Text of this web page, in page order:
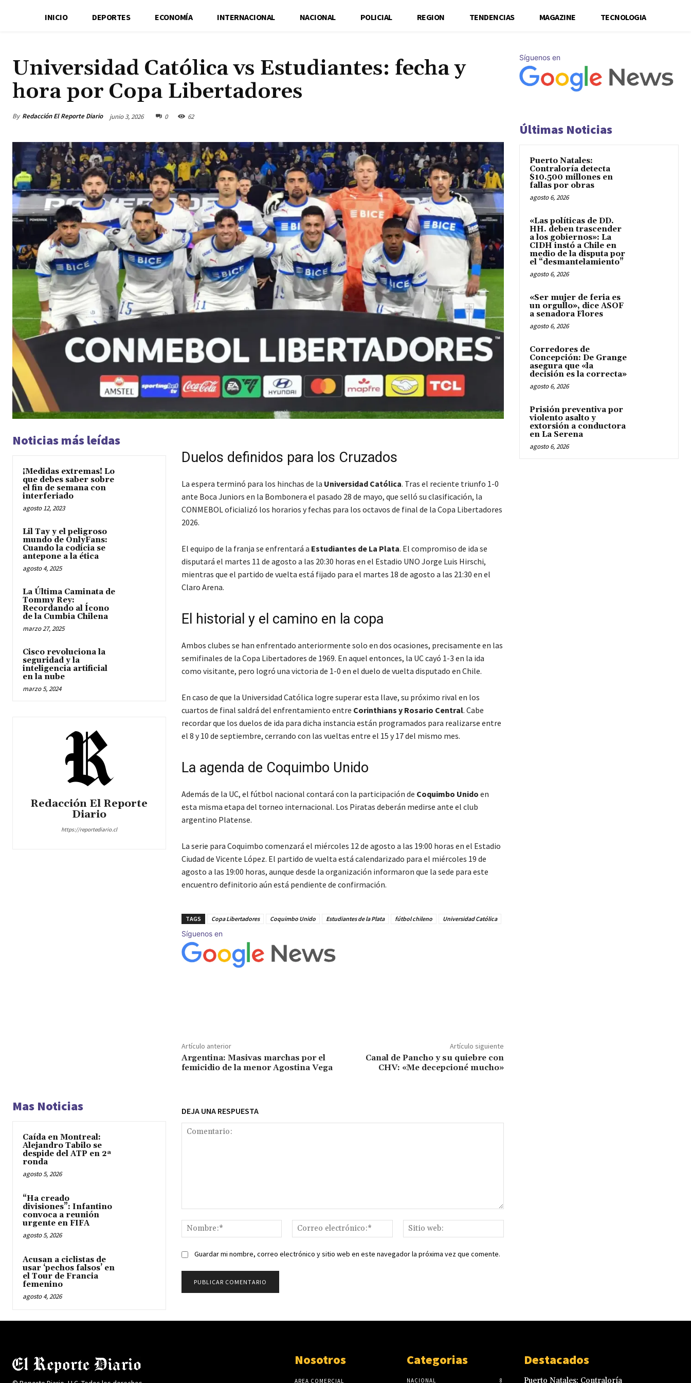
INICIO DEPORTES ECONOMÍA INTERNACIONAL NACIONAL POLICIAL REGION TENDENCIAS MAGAZINE TECNOLOGIA
Universidad Católica vs Estudiantes: fecha y
hora por Copa Libertadores
By Redacción El Reporte Diario junio 3, 2026 0 62
Noticias más leídas
¡Medidas extremas! Lo
que debes saber sobre
el fin de semana con
interferiado
agosto 12, 2023
Lil Tay y el peligroso
mundo de OnlyFans:
Cuando la codicia se
antepone a la ética
agosto 4, 2025
La Última Caminata de
Tommy Rey:
Recordando al Ícono
de la Cumbia Chilena
marzo 27, 2025
Cisco revoluciona la
seguridad y la
inteligencia artificial
en la nube
marzo 5, 2024
Redacción El Reporte
Diario
https://reportediario.cl
Duelos definidos para los Cruzados
La espera terminó para los hinchas de la Universidad Católica. Tras el reciente triunfo 1-0
ante Boca Juniors en la Bombonera el pasado 28 de mayo, que selló su clasificación, la
CONMEBOL oficializó los horarios y fechas para los octavos de final de la Copa Libertadores
2026.
El equipo de la franja se enfrentará a Estudiantes de La Plata. El compromiso de ida se
disputará el martes 11 de agosto a las 20:30 horas en el Estadio UNO Jorge Luis Hirschi,
mientras que el partido de vuelta está fijado para el martes 18 de agosto a las 21:30 en el
Claro Arena.
El historial y el camino en la copa
Ambos clubes se han enfrentado anteriormente solo en dos ocasiones, precisamente en las
semifinales de la Copa Libertadores de 1969. En aquel entonces, la UC cayó 1-3 en la ida
como visitante, pero logró una victoria de 1-0 en el duelo de vuelta disputado en Chile.
En caso de que la Universidad Católica logre superar esta llave, su próximo rival en los
cuartos de final saldrá del enfrentamiento entre Corinthians y Rosario Central. Cabe
recordar que los duelos de ida para dicha instancia están programados para realizarse entre
el 8 y 10 de septiembre, cerrando con las vueltas entre el 15 y 17 del mismo mes.
La agenda de Coquimbo Unido
Además de la UC, el fútbol nacional contará con la participación de Coquimbo Unido en
esta misma etapa del torneo internacional. Los Piratas deberán medirse ante el club
argentino Platense.
La serie para Coquimbo comenzará el miércoles 12 de agosto a las 19:00 horas en el Estadio
Ciudad de Vicente López. El partido de vuelta está calendarizado para el miércoles 19 de
agosto a las 19:00 horas, aunque desde la organización informaron que la sede para este
encuentro definitorio aún está pendiente de confirmación.
TAGS Copa Libertadores Coquimbo Unido Estudiantes de la Plata fútbol chileno Universidad Católica
Síguenos en
Artículo anterior
Argentina: Masivas marchas por el
femicidio de la menor Agostina Vega
Artículo siguiente
Canal de Pancho y su quiebre con
CHV: «Me decepcioné mucho»
Mas Noticias
Caída en Montreal:
Alejandro Tabilo se
despide del ATP en 2ª
ronda
agosto 5, 2026
“Ha creado
divisiones”: Infantino
convoca a reunión
urgente en FIFA
agosto 5, 2026
Acusan a ciclistas de
usar ‘pechos falsos’ en
el Tour de Francia
femenino
agosto 4, 2026
DEJA UNA RESPUESTA
Nombre:*
Correo
electrónico:*
web:
Guardar mi nombre, correo electrónico y sitio web en este navegador la próxima vez que comente.
Síguenos en
Últimas Noticias
Puerto Natales:
Contraloría detecta
$10.500 millones en
fallas por obras
agosto 6, 2026
«Las políticas de DD.
HH. deben trascender
a los gobiernos»: La
CIDH instó a Chile en
medio de la disputa por
el “desmantelamiento”
agosto 6, 2026
«Ser mujer de feria es
un orgullo», dice ASOF
a senadora Flores
agosto 6, 2026
Corredores de
Concepción: De Grange
asegura que «la
decisión es la correcta»
agosto 6, 2026
Prisión preventiva por
violento asalto y
extorsión a conductora
en La Serena
agosto 6, 2026
Nosotros
AREA COMERCIAL
Categorias
NACIONAL 8
Destacados
Puerto Natales: Contraloría